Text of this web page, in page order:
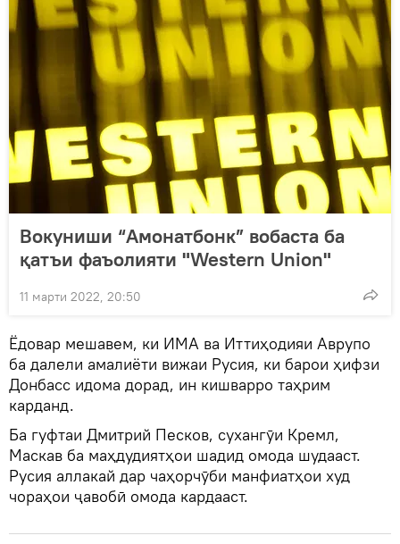
Вокуниши “Амонатбонк” вобаста ба
қатъи фаъолияти "Western Union"
11 марти 2022, 20:50
Ёдовар мешавем, ки ИМА ва Иттиҳодияи Аврупо
ба далели амалиёти вижаи Русия, ки барои ҳифзи
Донбасс идома дорад, ин кишварро таҳрим
карданд.
Ба гуфтаи Дмитрий Песков, сухангӯи Кремл,
Маскав ба маҳдудиятҳои шадид омода шудааст.
Русия аллакай дар чаҳорчӯби манфиатҳои худ
чораҳои ҷавобӣ омода кардааст.